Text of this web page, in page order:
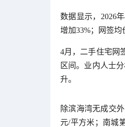
数据显示，2026
增加33%；网签均
4月，二手住宅网
区间。业内人士
升。
除滨海湾无成交
元/平方米；南城